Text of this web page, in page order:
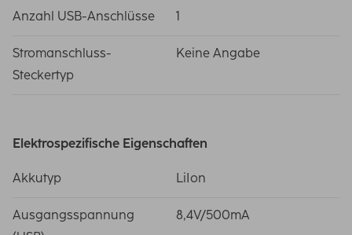
Anzahl USB-Anschlüsse 1
Stromanschluss-
Steckertyp
Keine Angabe
Elektrospezifische Eigenschaften
Akkutyp LiIon
Ausgangsspannung
8,4V/500mA